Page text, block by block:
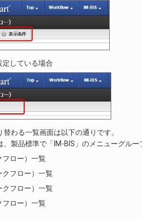
定している場合
替わる一覧画面は以下の通りです。
、製品標準で「IM-BIS」のメニューグル
フロー）一覧
クフロー）一覧
クフロー）一覧
フロー）一覧